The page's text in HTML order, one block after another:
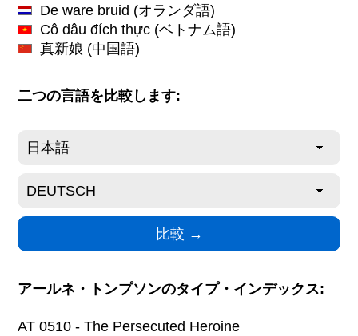
De ware bruid (オランダ語)
Cô dâu đích thực (ベトナム語)
真新娘 (中国語)
二つの言語を比較します:
アールネ・トンプソンのタイプ・インデックス:
AT 0510 - The Persecuted Heroine